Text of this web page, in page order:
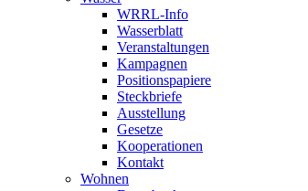
WRRL-Info
Wasserblatt
Veranstaltungen
Kampagnen
Positionspapiere
Steckbriefe
Ausstellung
Gesetze
Kooperationen
Kontakt
Wohnen